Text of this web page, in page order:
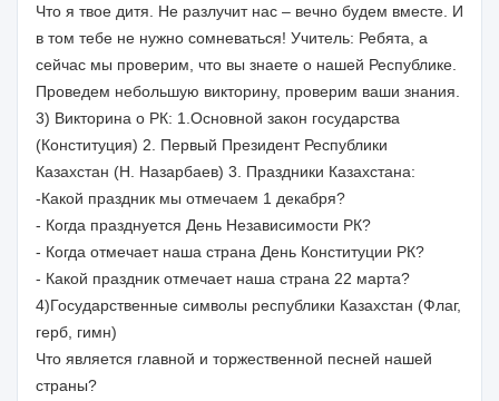
Что я твое дитя. Не разлучит нас – вечно будем вместе. И
в том тебе не нужно сомневаться! Учитель: Ребята, а
сейчас мы проверим, что вы знаете о нашей Республике.
Проведем небольшую викторину, проверим ваши знания.
3) Викторина о РК: 1.Основной закон государства
(Конституция) 2. Первый Президент Республики
Казахстан (Н. Назарбаев) 3. Праздники Казахстана:
-Какой праздник мы отмечаем 1 декабря?
- Когда празднуется День Независимости РК?
- Когда отмечает наша страна День Конституции РК?
- Какой праздник отмечает наша страна 22 марта?
4)Государственные символы республики Казахстан (Флаг,
герб, гимн)
Что является главной и торжественной песней нашей
страны?